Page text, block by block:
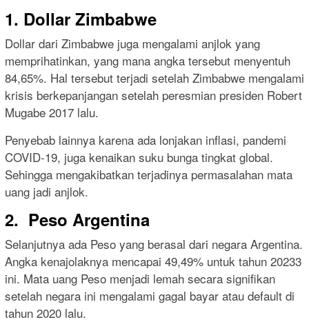
1. Dollar Zimbabwe
Dollar dari Zimbabwe juga mengalami anjlok yang
memprihatinkan, yang mana angka tersebut menyentuh
84,65%. Hal tersebut terjadi setelah Zimbabwe mengalami
krisis berkepanjangan setelah peresmian presiden Robert
Mugabe 2017 lalu.
Penyebab lainnya karena ada lonjakan inflasi, pandemi
COVID-19, juga kenaikan suku bunga tingkat global.
Sehingga mengakibatkan terjadinya permasalahan mata
uang jadi anjlok.
2. Peso Argentina
Selanjutnya ada Peso yang berasal dari negara Argentina.
Angka kenajolaknya mencapai 49,49% untuk tahun 20233
ini. Mata uang Peso menjadi lemah secara signifikan
setelah negara ini mengalami gagal bayar atau default di
tahun 2020 lalu.